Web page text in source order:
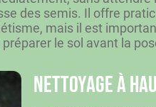
des semis. Il offre
mais il est
préparer le sol avant la
Nettoyage à